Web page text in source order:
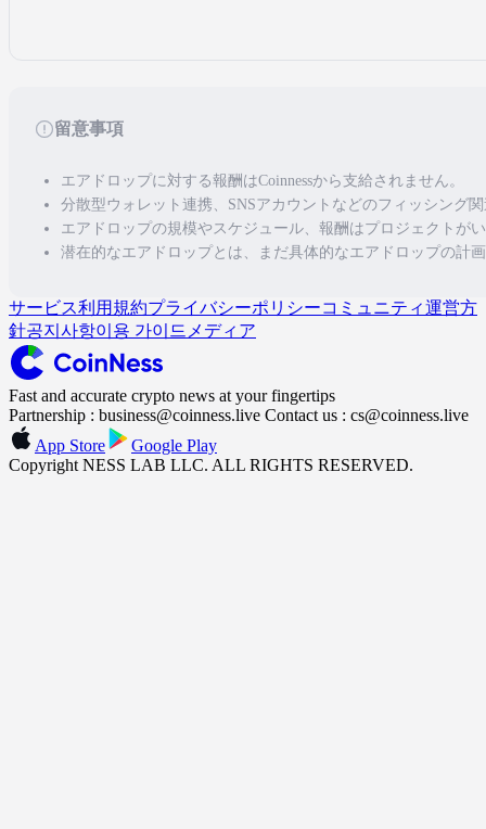
留意事項
エアドロップに対する報酬はCoinnessから支給されません。
分散型ウォレット連携、SNSアカウントなどのフィッシング
エアドロップの規模やスケジュール、報酬はプロジェクトが
潜在的なエアドロップとは、まだ具体的なエアドロップの計
サービス利用規約プライバシーポリシーコミュニティ運営方
針공지사항이용 가이드 メディア
Fast and accurate crypto news at your fingertips
Partnership : business@coinness.live Contact us : cs@coinness.live
App Store
Google Play
Copyright NESS LAB LLC. ALL RIGHTS RESERVED.